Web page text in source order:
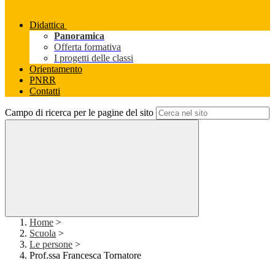
Didattica
Panoramica
Offerta formativa
I progetti delle classi
Orientamento
PNRR
Contatti
Campo di ricerca per le pagine del sito
Home >
Scuola >
Le persone >
Prof.ssa Francesca Tornatore